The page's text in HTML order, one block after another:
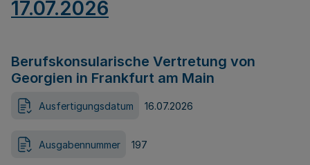
17.07.2026
Berufskonsularische Vertretung von
Georgien in Frankfurt am Main
Ausfertigungsdatum 16.07.2026
Ausgabennummer 197